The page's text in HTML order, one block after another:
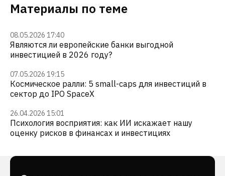
Материалы по теме
08.05.2026 17:40
Являются ли европейские банки выгодной
инвестицией в 2026 году?
07.05.2026 19:15
Космическое ралли: 5 small-caps для инвестиций в
сектор до IPO SpaceX
26.04.2026 15:01
Психология восприятия: как ИИ искажает нашу
оценку рисков в финансах и инвестициях